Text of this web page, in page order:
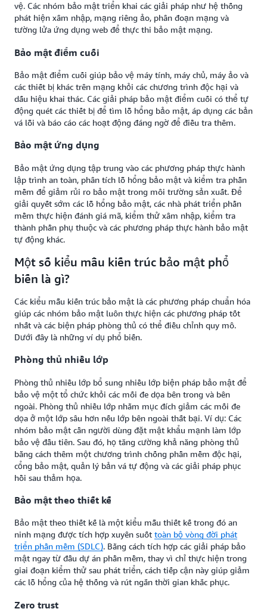
vệ. Các nhóm bảo mật triển khai các giải pháp như hệ thống
phát hiện xâm nhập, mạng riêng ảo, phân đoạn mạng và
tường lửa ứng dụng web để thực thi bảo mật mạng.
Bảo mật điểm cuối
Bảo mật điểm cuối giúp bảo vệ máy tính, máy chủ, máy ảo và
các thiết bị khác trên mạng khỏi các chương trình độc hại và
dấu hiệu khai thác. Các giải pháp bảo mật điểm cuối có thể tự
động quét các thiết bị để tìm lỗ hổng bảo mật, áp dụng các bản
vá lỗi và báo cáo các hoạt động đáng ngờ để điều tra thêm.
Bảo mật ứng dụng
Bảo mật ứng dụng tập trung vào các phương pháp thực hành
lập trình an toàn, phân tích lỗ hổng bảo mật và kiểm tra phần
mềm để giảm rủi ro bảo mật trong môi trường sản xuất. Để
giải quyết sớm các lỗ hổng bảo mật, các nhà phát triển phần
mềm thực hiện đánh giá mã, kiểm thử xâm nhập, kiểm tra
thành phần phụ thuộc và các phương pháp thực hành bảo mật
tự động khác.
Một số kiểu mẫu kiến trúc bảo mật phổ
biến là gì?
Các kiểu mẫu kiến trúc bảo mật là các phương pháp chuẩn hóa
giúp các nhóm bảo mật luôn thực hiện các phương pháp tốt
nhất và các biện pháp phòng thủ có thể điều chỉnh quy mô.
Dưới đây là những ví dụ phổ biến.
Phòng thủ nhiều lớp
Phòng thủ nhiều lớp bổ sung nhiều lớp biện pháp bảo mật để
bảo vệ một tổ chức khỏi các mối đe dọa bên trong và bên
ngoài. Phòng thủ nhiều lớp nhằm mục đích giảm các mối đe
dọa ở một lớp sâu hơn nếu lớp bên ngoài thất bại. Ví dụ: Các
nhóm bảo mật cần người dùng đặt mật khẩu mạnh làm lớp
bảo vệ đầu tiên. Sau đó, họ tăng cường khả năng phòng thủ
bằng cách thêm một chương trình chống phần mềm độc hại,
cổng bảo mật, quản lý bản vá tự động và các giải pháp phục
hồi sau thảm họa.
Bảo mật theo thiết kế
Bảo mật theo thiết kế là một kiểu mẫu thiết kế trong đó an
ninh mạng được tích hợp xuyên suốt toàn bộ vòng đời phát
triển phần mềm (SDLC). Bằng cách tích hợp các giải pháp bảo
mật ngay từ đầu dự án phần mềm, thay vì chỉ thực hiện trong
giai đoạn kiểm thử sau phát triển, cách tiếp cận này giúp giảm
các lỗ hổng của hệ thống và rút ngắn thời gian khắc phục.
Zero trust